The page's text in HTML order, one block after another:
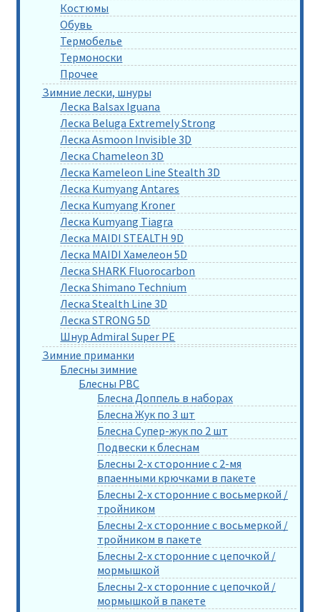
Костюмы
Обувь
Термобелье
Термоноски
Прочее
Зимние лески, шнуры
Леска Balsax Iguana
Леска Beluga Extremely Strong
Леска Asmoon Invisible 3D
Леска Chameleon 3D
Леска Kameleon Line Stealth 3D
Леска Kumyang Antares
Леска Kumyang Kroner
Леска Kumyang Tiagra
Леска MAIDI STEALTH 9D
Леска MAIDI Хамелеон 5D
Леска SHARK Fluorocarbon
Леска Shimano Technium
Леска Stealth Line 3D
Леска STRONG 5D
Шнур Admiral Super PE
Зимние приманки
Блесны зимние
Блесны РВС
Блесна Доппель в наборах
Блесна Жук по 3 шт
Блесна Супер-жук по 2 шт
Подвески к блеснам
Блесны 2-х сторонние с 2-мя
впаенными крючками в пакете
Блесны 2-х сторонние с восьмеркой /
тройником
Блесны 2-х сторонние с восьмеркой /
тройником в пакете
Блесны 2-х сторонние с цепочкой /
мормышкой
Блесны 2-х сторонние с цепочкой /
мормышкой в пакете